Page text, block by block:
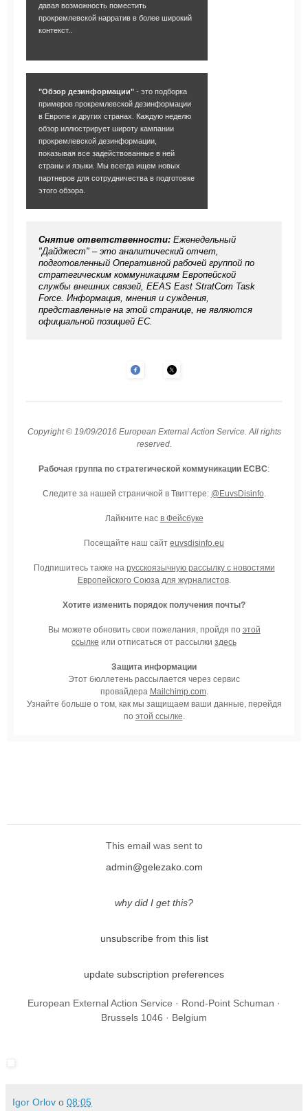
давая возможность поместить
прокремлевской нарратив в более широкий
контекст..
"Обзор дезинформации" - это подборка
примеров прокремлевской дезинформации
в Европе и других странах. Каждую неделю
обзор иллюстрирует широту кампании
прокремлевской дезинформации,
показывая все задействованные в ней
страны и языки. Мы всегда ищем новых
партнеров для сотрудничества в подготовке
этого обзора.
Снятие ответственности: Еженедельный
"Дайджест" – это аналитический отчет,
подготовленный Оперативной рабочей группой по
стратегическим коммуникациям Европейской
службы внешних связей, EEAS East StratCom Task
Force. Информация, мнения и суждения,
представленные на этой странице, не являются
официальной позицией ЕС.
Copyright © 19/09/2016 European External Action Service. All rights
reserved.
Рабочая группа по стратегической коммуникации ЕСВС:
Следите за нашей страничкой в Твиттере: @EuvsDisinfo
Лайкните нас в Фейсбуке
Посещайте наш сайт euvsdisinfo.eu
Подпишитесь также на русскоязычную рассылку с новостями
Европейского Союза для журналистов.
Хотите изменить порядок получения почты?
Вы можете обновить свои пожелания, пройдя по этой
ссылке или отписаться от рассылки здесь
Защита информации
Этот бюллетень рассылается через сервис
провайдера Mailchimp.com.
Узнайте больше о том, как мы защищаем ваши данные, перейдя
по этой ссылке
This email was sent to
admin@gelezako.com
why did I get this?
unsubscribe from this list
update subscription preferences
European External Action Service · Rond-Point Schuman ·
Brussels 1046 · Belgium
Igor Orlov о 08:05